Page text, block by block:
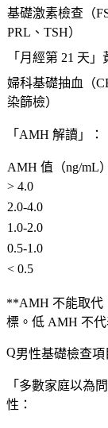
基礎激素檢查 （
PRL、TSH）
「月經第 21 天
婦科基礎抽血
（
染篩檢）
「AMH 解讀」：
AMH 值（ng/mL）
> 4.0
2.0-4.0
1.0-2.0
0.5-1.0
< 0.5
**AMH 不能取
標。低 AMH 不
男性基礎檢查項
「多數家庭以為
性 ：